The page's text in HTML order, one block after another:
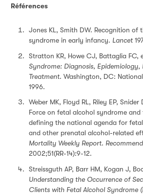
Références
Jones KL, Smith DW. Recognition of
syndrome in early infancy. Lancet
Stratton KR, Howe CJ, Battaglia FC,
Syndrome: Diagnosis, Epidemiology,
Treatment. Washington, DC:
1996.
Weber MK, Floyd RL, Riley EP,
Force on fetal alcohol syndrome
defining the national agenda for
and other prenatal alcohol-related
Mortality Weekly Report.
2002;51(RR-14):9-12.
Streissguth AP, Barr HM, Kogan J,
Understanding the Occurrence of
Clients with Fetal Alcohol Syndrome